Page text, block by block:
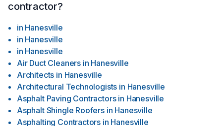
contractor?
in Hanesville
in Hanesville
in Hanesville
Air Duct Cleaners in Hanesville
Architects in Hanesville
Architectural Technologists in Hanesville
Asphalt Paving Contractors in Hanesville
Asphalt Shingle Roofers in Hanesville
Asphalting Contractors in Hanesville